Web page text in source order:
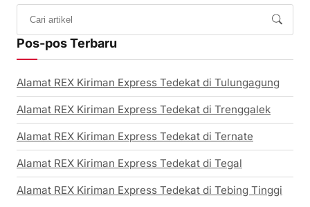
Pos-pos Terbaru
Alamat REX Kiriman Express Tedekat di Tulungagung
Alamat REX Kiriman Express Tedekat di Trenggalek
Alamat REX Kiriman Express Tedekat di Ternate
Alamat REX Kiriman Express Tedekat di Tegal
Alamat REX Kiriman Express Tedekat di Tebing Tinggi